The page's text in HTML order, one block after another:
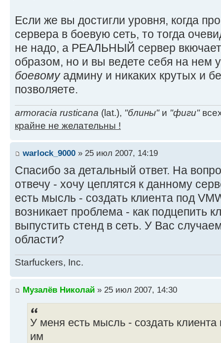
Если же вы достигли уровня, когда
сервера в боевую сеть, то тогда
не надо, а РЕАЛЬНЫЙ сервер
образом, но и вы ведете себя на нем
боевому админу и никаких крутых и
позволяете.
armoracia rusticana (lat.), "блины"и "фиги"
крайне не желательны !
warlock_9000 » 25 июл 2007, 14:19
Спасибо за детальный ответ. На
отвечу - хочу цеплятся к данному
есть мысль - создать клиента под
возникает проблема - как подцепить
выпустить стенд в сеть. У Вас
области?
Starfuckers, Inc.
Музалёв Николай » 25 июл 2007, 14:30
У меня есть мысль - создать
им